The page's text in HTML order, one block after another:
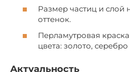
Размер частиц и слой
оттенок.
Перламутровая
цвета: золото,
Актуальность